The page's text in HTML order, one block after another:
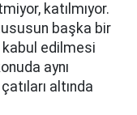
katılmıyor.
başka bir
edilmesi
aynı
altında